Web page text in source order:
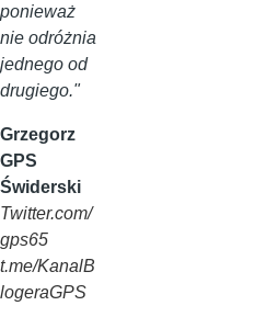
ponieważ
nie odróżnia
jednego od
drugiego."
Grzegorz
GPS
Świderski
Twitter.com/
gps65
t.me/KanalB
logeraGPS